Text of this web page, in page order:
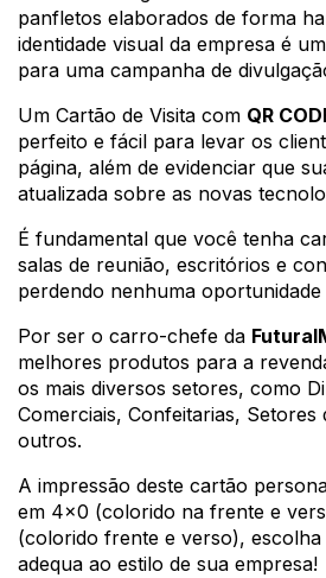
panfletos elaborados de forma
identidade visual da empresa é
para uma campanha de
Um Cartão de Visita com QR
perfeito e fácil para levar os
página, além de evidenciar que
atualizada sobre as novas
É fundamental que você tenha
salas de reunião, escritórios e
perdendo nenhuma oportunidade
Por ser o carro-chefe da
melhores produtos para a
os mais diversos setores, como
Comerciais, Confeitarias, Setores
outros.
A impressão deste cartão
em 4x0 (colorido na frente e
(colorido frente e verso),
adequa ao estilo de sua empresa!